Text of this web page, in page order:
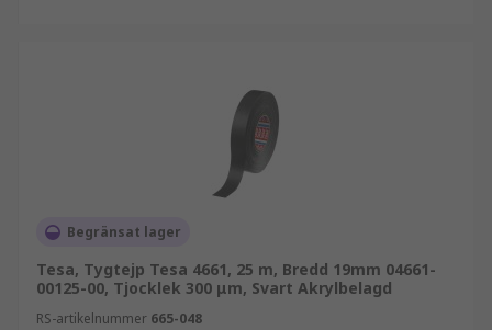
Begränsat lager
Tesa, Tygtejp Tesa 4661, 25 m, Bredd 19mm 04661-
00125-00, Tjocklek 300 μm, Svart Akrylbelagd
RS-artikelnummer 665-048